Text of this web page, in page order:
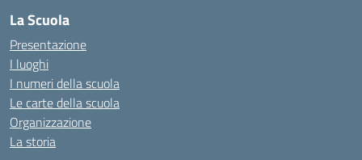
La Scuola
Presentazione
I luoghi
I numeri della scuola
Le carte della scuola
Organizzazione
La storia